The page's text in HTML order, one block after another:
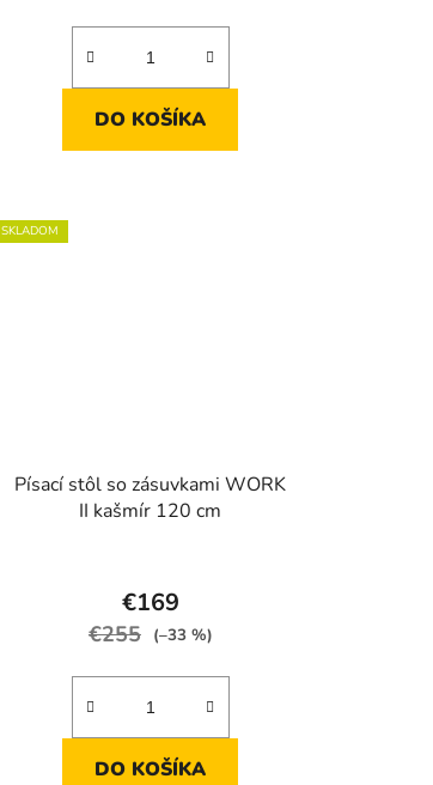
DO KOŠÍKA
SKLADOM
Písací stôl so zásuvkami WORK
II kašmír 120 cm
hodnotenie
produktu
z
€169
€255 (–33 %)
DO KOŠÍKA